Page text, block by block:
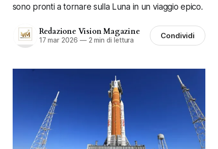
sono pronti a tornare sulla Luna in un viaggio epico.
Redazione Vision Magazine
17 mar 2026 —2 min di lettura Condividi